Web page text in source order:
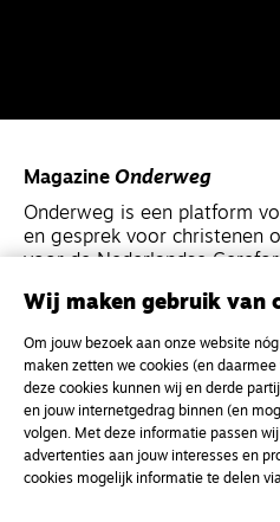
Magazine Onderweg
Onderweg is een platform
en gesprek voor christenen
voor de Nederlandse
Kvk-nummer 33277063
NL46 INGB 0117 5827 86
info@onderwegonline.nl
Wij maken gebruik van
Om jouw bezoek aan onze website
maken zetten we cookies (en
deze cookies kunnen wij en derde
en jouw internetgedrag binnen (en
volgen. Met deze informatie passen
advertenties aan jouw interesses en
cookies mogelijk informatie te delen